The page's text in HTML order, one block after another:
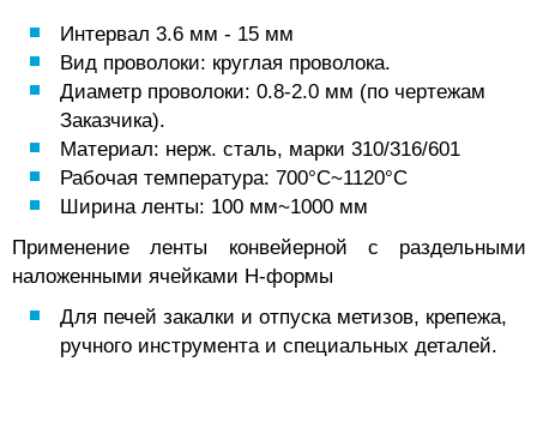
Интервал 3.6 мм - 15 мм
Вид проволоки: круглая проволока.
Диаметр проволоки: 0.8-2.0 мм (по чертежам
Заказчика).
Материал: нерж. сталь, марки 310/316/601
Рабочая температура: 700°C~1120°C
Ширина ленты: 100 мм~1000 мм
Применение ленты конвейерной с раздельными
наложенными ячейками Н-формы
Для печей закалки и отпуска метизов, крепежа,
ручного инструмента и специальных деталей.